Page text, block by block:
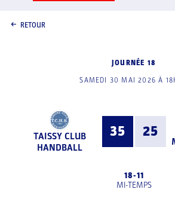
RETOUR
JOURNÉE 18
SAMEDI 30 MAI 2026 À
TAISSY CLUB
HANDBALL
35 25
18-11
MI-TEMPS